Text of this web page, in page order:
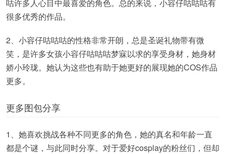
咕许多人心目中最喜爱的角色。总的来说，小容仔咕咕咕有
很多优秀的作品。
2、小容仔咕咕咕的性格非常开朗，总是圣诞礼物带有微
笑，是许多女孩小容仔咕咕咕梦寐以求的享受身材，她身材
娇小玲珑。她认为这些也有助于她更好的展现她的COS作品
更多。
更多图包分享
1、她喜欢挑战各种不同更多的角色，她的真名和年龄一直
都是个谜，与此同时分享。对于爱好cosplay的粉丝们，但却